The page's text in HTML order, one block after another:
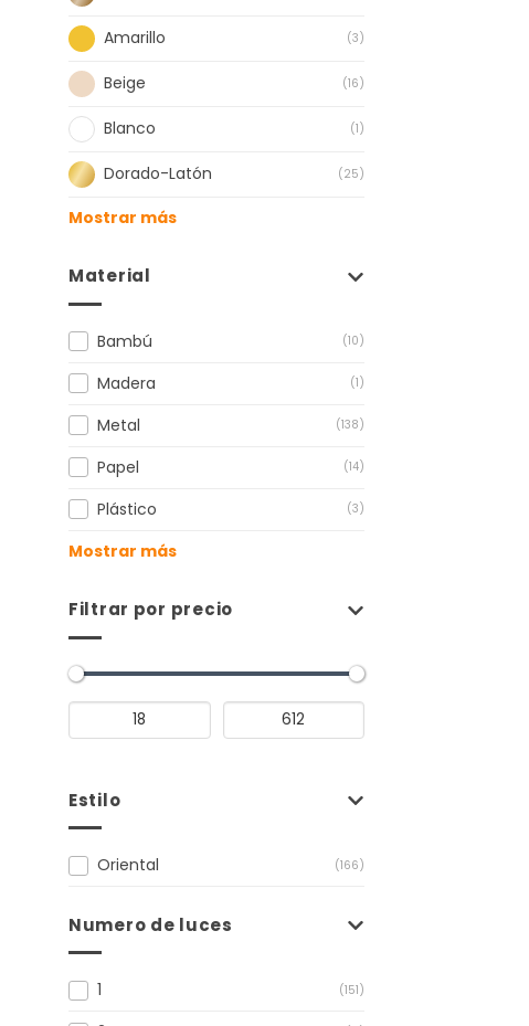
Amarillo (3)
Beige (16)
Blanco (1)
Dorado-Latón (25)
Mostrar más
Material
Bambú (10)
Madera (1)
Metal (138)
Papel (14)
Plástico (3)
Mostrar más
Filtrar por precio
Estilo
Oriental (166)
Numero de luces
1 (151)